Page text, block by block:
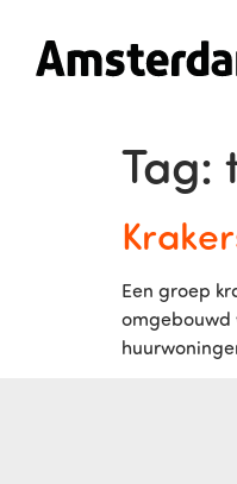
Tag:
Een groep
omgebouwd